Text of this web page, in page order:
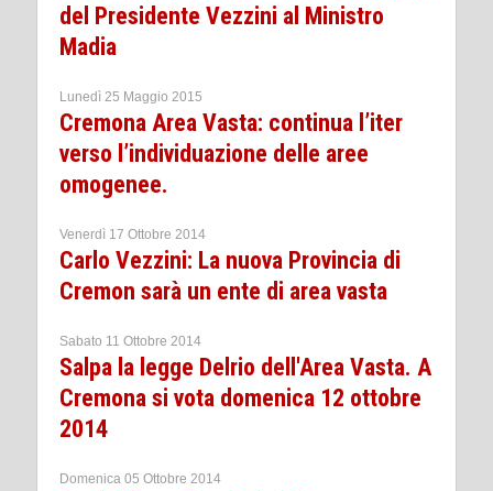
del Presidente Vezzini al Ministro
Madia
Lunedì 25 Maggio 2015
Cremona Area Vasta: continua l’iter
verso l’individuazione delle aree
omogenee.
Venerdì 17 Ottobre 2014
Carlo Vezzini: La nuova Provincia di
Cremon sarà un ente di area vasta
Sabato 11 Ottobre 2014
Salpa la legge Delrio dell'Area Vasta. A
Cremona si vota domenica 12 ottobre
2014
Domenica 05 Ottobre 2014